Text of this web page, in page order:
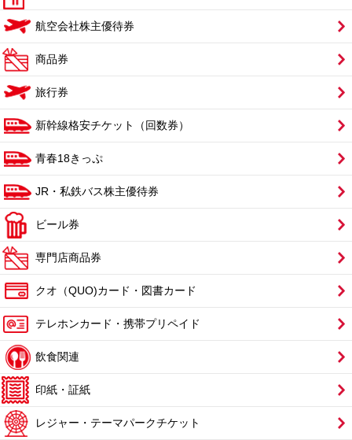
航空会社株主優待券
商品券
旅行券
新幹線格安チケット（回数券）
青春18きっぷ
JR・私鉄バス株主優待券
ビール券
専門店商品券
クオ（QUO)カード・図書カード
テレホンカード・携帯プリペイド
飲食関連
印紙・証紙
レジャー・テーマパークチケット